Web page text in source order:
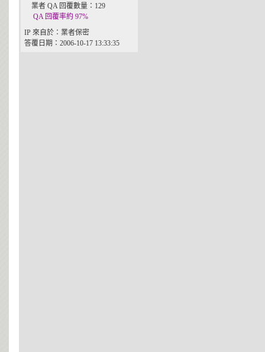
業者 QA 回覆數量：129
QA 回覆率約 97%
IP 來自於：業者保密
答覆日期：2006-10-17 13:33:35